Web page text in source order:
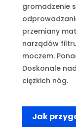
gromadzenie
przemiany
narządów
moczem.
Doskonale
ciężkich nóg.
Jak